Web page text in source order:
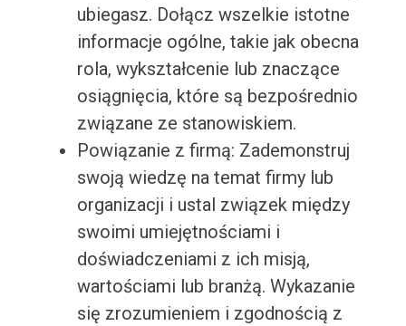
ubiegasz. Dołącz wszelkie istotne
informacje ogólne, takie jak obecna
rola, wykształcenie lub znaczące
osiągnięcia, które są bezpośrednio
związane ze stanowiskiem.
Powiązanie z firmą: Zademonstruj
swoją wiedzę na temat firmy lub
organizacji i ustal związek między
swoimi umiejętnościami i
doświadczeniami z ich misją,
wartościami lub branżą. Wykazanie
się zrozumieniem i zgodnością z